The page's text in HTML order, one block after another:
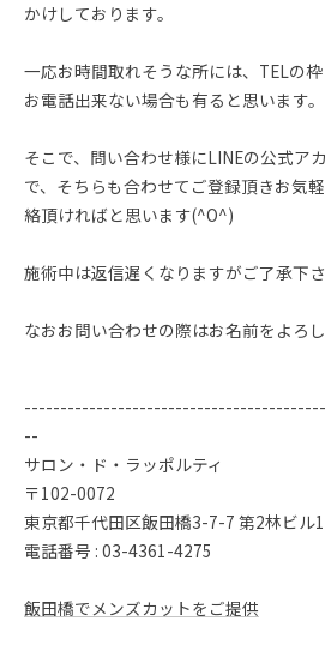
かけしております。
一応お時間取れそうな所には、TELの
お電話出来ない場合も有ると思います。
そこで、問い合わせ様にLINEの公式ア
で、そちらも合わせてご登録頂きお気
絡頂ければと思います(^O^)
施術中は返信遅くなりますがご了承下さ
なおお問い合わせの際はお名前をよろ
--
サロン・ド・ラッポルティ
〒102-0072
東京都千代田区飯田橋3-7-7 第2林ビル
電話番号 : 03-4361-4275
飯田橋でメンズカットをご提供